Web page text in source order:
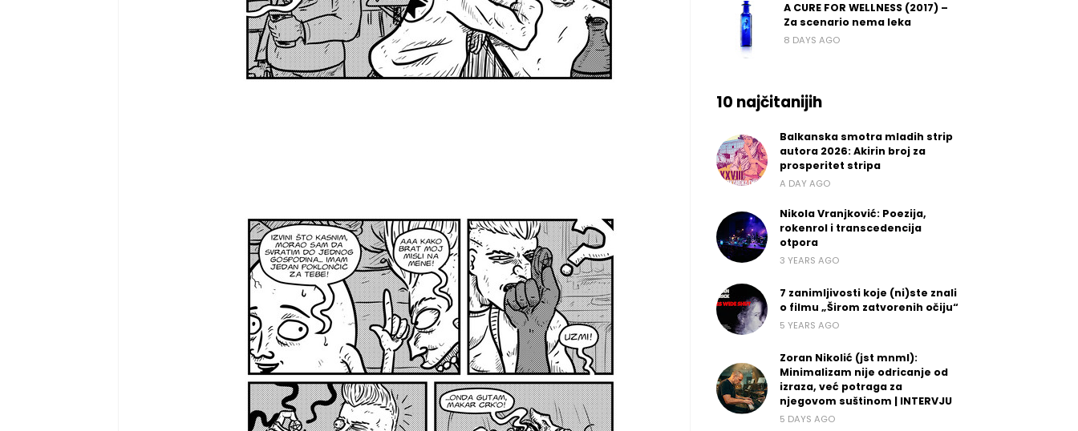
A CURE FOR WELLNESS (2017) –
Za scenario nema leka
8 DAYS AGO
10 najčitanijih
Balkanska smotra mladih strip
autora 2026: Akirin broj za
prosperitet stripa
A DAY AGO
Nikola Vranjković: Poezija,
rokenrol i transcedencija
otpora
3 YEARS AGO
7 zanimljivosti koje (ni)ste znali
o filmu „Širom zatvorenih očiju“
5 YEARS AGO
Zoran Nikolić (jst mnml):
Minimalizam nije odricanje od
izraza, već potraga za
njegovom suštinom | INTERVJU
5 DAYS AGO